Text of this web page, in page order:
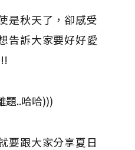
是秋天了，卻感受
告訴大家要好好愛
題..哈哈)))
要跟大家分享夏日